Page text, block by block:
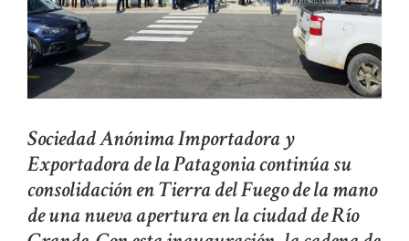
Sociedad Anónima Importadora y
Exportadora de la Patagonia continúa su
consolidación en Tierra del Fuego de la mano
de una nueva apertura en la ciudad de Río